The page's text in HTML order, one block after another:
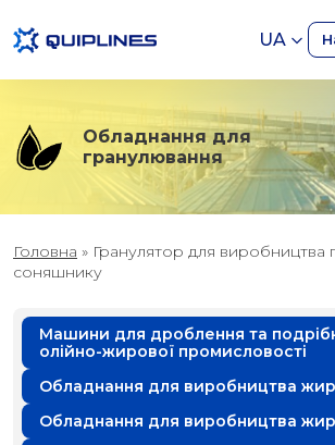
UA
Обладнання для
гранулювання
Головна » Гранулятор для виробництва
соняшнику
Машини для дроблення та
олійно-жирової промисловості
Обладнання для виробництва
Обладнання для виробництва